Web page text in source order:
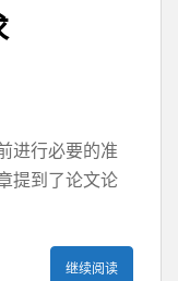
进行必要的准
提到了论文论
继续阅读